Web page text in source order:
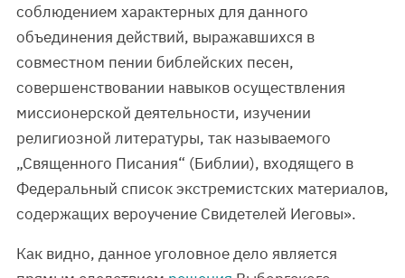
соблюдением характерных для данного
объединения действий, выражавшихся в
совместном пении библейских песен,
совершенствовании навыков осуществления
миссионерской деятельности, изучении
религиозной литературы, так называемого
„Священного Писания“ (Библии), входящего в
Федеральный список экстремистских материалов,
содержащих вероучение Свидетелей Иеговы».
Как видно, данное уголовное дело является